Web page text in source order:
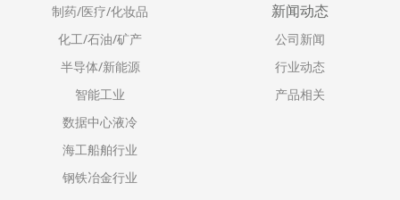
制药/医疗/化妆品
化工/石油/矿产
半导体/新能源
智能工业
数据中心液冷
海工船舶行业
钢铁冶金行业
新闻动态
公司新闻
行业动态
产品相关